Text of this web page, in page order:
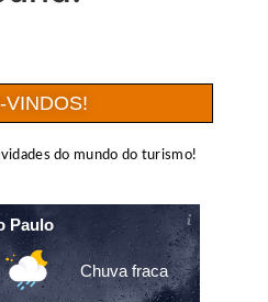
VINDOS!
do mundo do turismo!
Paulo
Chuva fraca